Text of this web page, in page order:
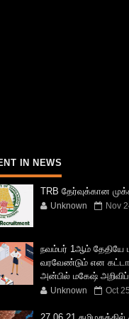
IN NEWS
TRB தேர்வுக்கான
Unknown Nov
நவம்பர் 1ஆம்
வரவேண்டும் என
அன்பில் மகேஷ்
Unknown Oct